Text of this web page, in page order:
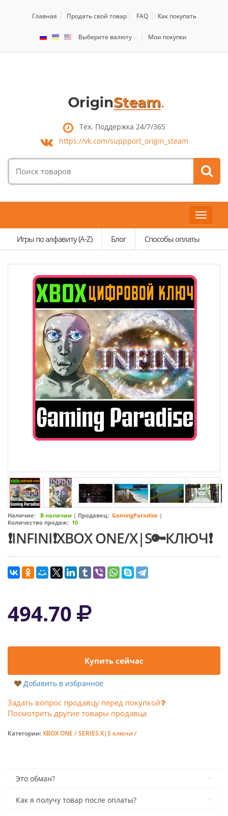
Главная Продать свой товар FAQ Как покупать
Выберите валюту Мои покупки
Тех. Поддержка 24/7/365
https://vk.com/suppport_origin_steam
товаров:
Toggle
Игры по алфавиту (A-Z)
Блог Способы оплаты
Наличие: В наличии | Продавец: GamingParadise |
Количество продаж: 10
❗INFINI❗XBOX ONE/X|S🔑КЛЮЧ❗
494.70
Купить сейчас
Добавить в избранное
Задать вопрос продавцу перед покупкой
Посмотреть другие товары продавца
Категории:XBOX ONE / SERIES X|S ключи /
Это обман?
Как я получу товар после оплаты?